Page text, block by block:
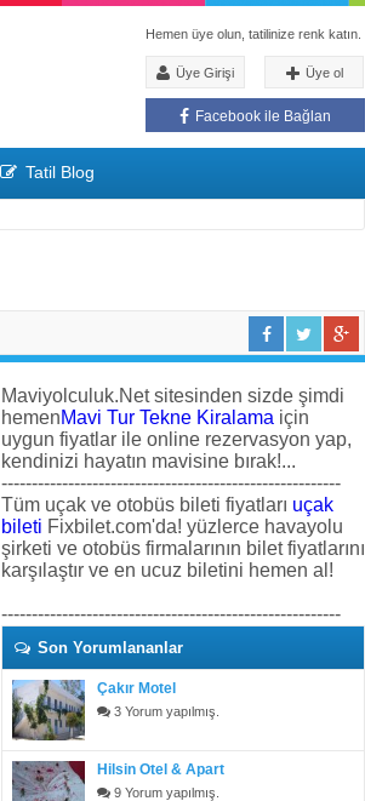
Hemen üye olun, tatilinize renk katın.
Üye Girişi Üye ol
Facebook ile Bağlan
Tatil Blog
Maviyolculuk.Net sitesinden sizde şimdi
hemenMavi Tur Tekne Kiralama için
uygun fiyatlar ile online rezervasyon yap,
kendinizi hayatın mavisine bırak!...
--------------------------------------------------------
Tüm uçak ve otobüs bileti fiyatları uçak
bileti Fixbilet.com'da! yüzlerce havayolu
şirketi ve otobüs firmalarının bilet fiyatlarını
karşılaştır ve en ucuz biletini hemen al!
--------------------------------------------------------
Son Yorumlananlar
Çakır Motel
3 Yorum yapılmış.
Hilsin Otel & Apart
9 Yorum yapılmış.